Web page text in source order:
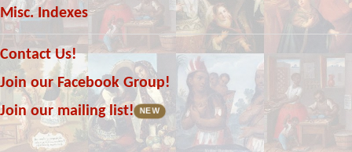
Misc. Indexes
Contact Us!
Join our Facebook Group!
Join our mailing list!
NEW